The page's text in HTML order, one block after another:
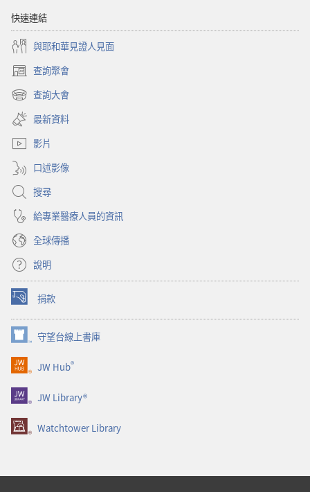
快速連結
與耶和華見證人見面
查詢聚會
（開
啟
新
視
窗）
查詢大會
（開
啟
新
視
最新資料
影片
口述影像
搜尋
給專業醫療人員的資訊
全球傳播
說明
捐款
（開
啟
新
視
窗）
守望台線上書庫
（開
啟
新
窗）
JW Hub®
（開
啟
新
窗）
JW Library®
Watchtower Library